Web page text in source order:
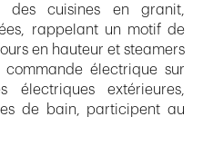
cuisines en granit,
rappelant un motif de
en hauteur et steamers
électrique sur
électriques extérieures,
de bain, participent au